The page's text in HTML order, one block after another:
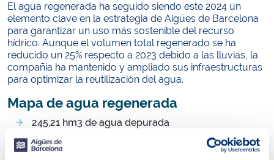
El agua regenerada ha seguido siendo este 2024 un
elemento clave en la estrategia de Aigües de Barcelona
para garantizar un uso más sostenible del recurso
hídrico. Aunque el volumen total regenerado se ha
reducido un 25% respecto a 2023 debido a las lluvias, la
compañía ha mantenido y ampliado sus infraestructuras
para optimizar la reutilización del agua.
Mapa de agua regenerada
245,21 hm3 de agua depurada
43,33 de agua regenerada
Ecofactoria del Baix Llobregat: 69,41 hm3